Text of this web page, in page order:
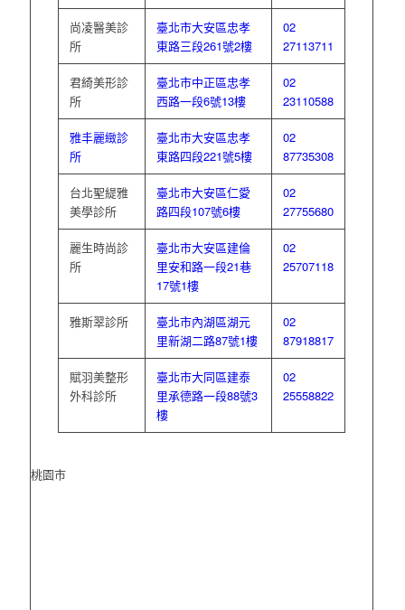
尚凌醫美診
所
臺北市大安區忠孝
東路三段261號2樓
02
27113711
君綺美形診
所
臺北市中正區忠孝
西路一段6號13樓
02
23110588
雅丰麗緻診
所
臺北市大安區忠孝
東路四段221號5樓
02
87735308
台北聖緹雅
美學診所
臺北市大安區仁愛
路四段107號6樓
02
27755680
麗生時尚診
所
臺北市大安區建倫
里安和路一段21巷
17號1樓
02
25707118
雅斯翠診所
臺北市內湖區湖元
里新湖二路87號1樓
02
87918817
賦羽美整形
外科診所
臺北市大同區建泰
里承德路一段88號3
樓
02
25558822
桃園市